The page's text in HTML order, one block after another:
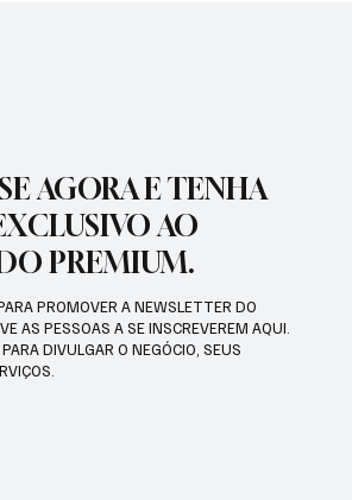
AGORA E TENHA
AO
PREMIUM.
PROMOVER A NEWSLETTER DO
AS PESSOAS A SE INSCREVEREM AQUI.
DIVULGAR O NEGÓCIO, SEUS